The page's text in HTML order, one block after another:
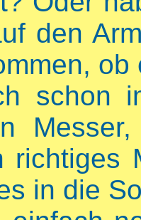
den
schon
richtiges
in die